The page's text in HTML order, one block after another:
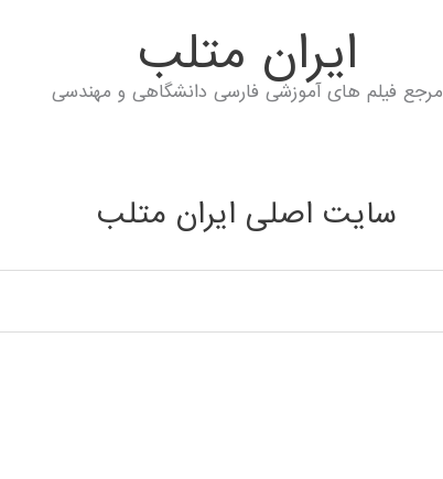
ايران متلب
مرجع فیلم های آموزشی فارسی دانشگاهی و مهندسی
سایت اصلی ایران متلب